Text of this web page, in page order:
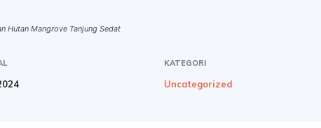
Hutan Mangrove Tanjung Sedat
KATEGORI
Uncategorized